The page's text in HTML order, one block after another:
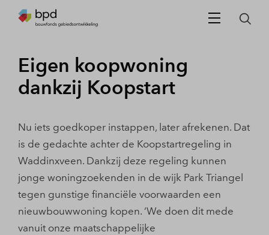
Eigen koopwoning
dankzij Koopstart
Nu iets goedkoper instappen, later afrekenen. Dat
is de gedachte achter de Koopstartregeling in
Waddinxveen. Dankzij deze regeling kunnen
jonge woningzoekenden in de wijk Park Triangel
tegen gunstige financiële voorwaarden een
nieuwbouwwoning kopen. ‘We doen dit mede
vanuit onze maatschappelijke